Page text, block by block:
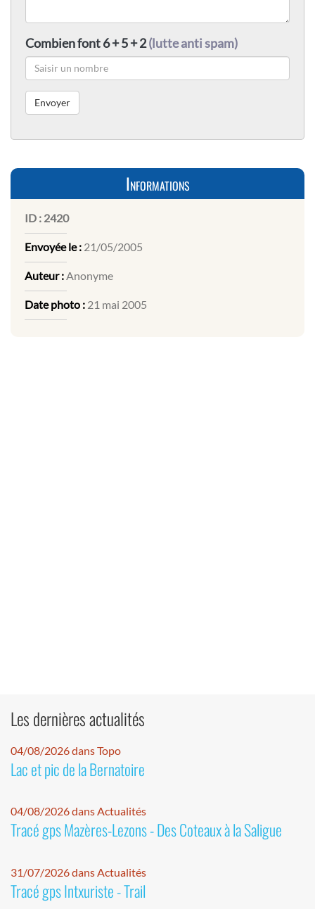
Combien font 6 + 5 + 2(lutte anti spam)
Informations
ID : 2420
Envoyée le : 21/05/2005
Auteur : Anonyme
Date photo : 21 mai 2005
Les dernières actualités
04/08/2026 dans Topo
Lac et pic de la Bernatoire
04/08/2026 dans Actualités
Tracé gps Mazères-Lezons - Des Coteaux à la Saligue
31/07/2026 dans Actualités
Tracé gps Intxuriste - Trail